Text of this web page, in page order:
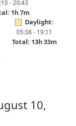
- 20:43
1h 7m
Daylight:
05:38 - 19:11
Total: 13h 33m
10,